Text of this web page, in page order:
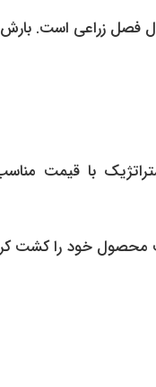
فصل زراعی است.
با قیمت
محصول خود را کشت